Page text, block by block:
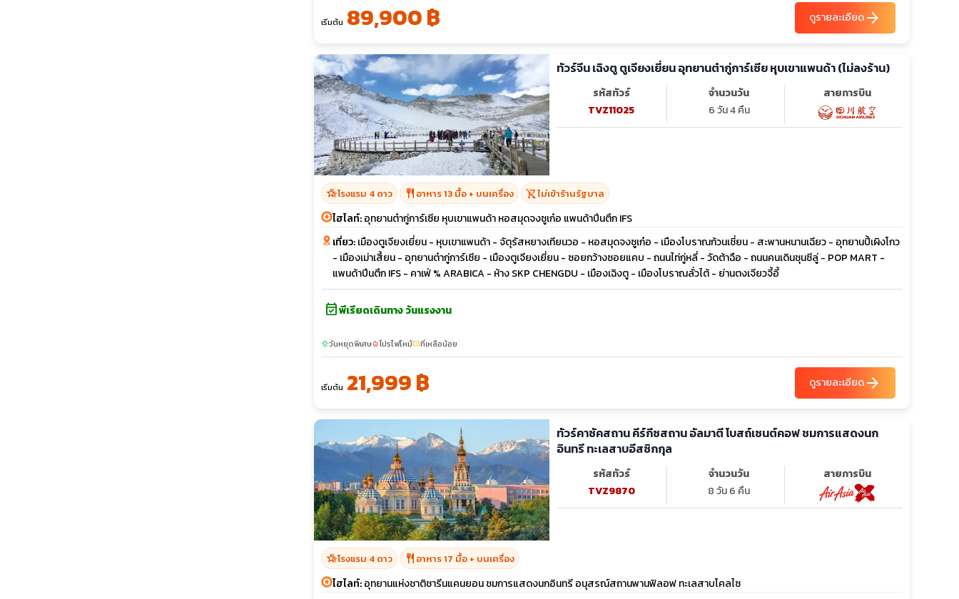
เริ่มต้น 89,900 ฿ ดูรายละเอียดarrow_forward
ทัวร์จีน เฉิงตู ตูเจียงเยี่ยน อุทยานต๋ากู่การ์เซีย หุบเขาแพนด้า (ไม่ลงร้าน)
รหัสทัวร์
TVZ11025
จำนวนวัน
6 วัน 4 คืน
สายการบิน
hotel_classโรงแรม 4 ดาว restaurant อาหาร 13 มื้อ + บนเครื่อง shopping_cart_offไม่เข้าร้านรัฐบาล
ไฮไลท์:อุทยานต๋ากู่การ์เซีย หุบเขาแพนด้า หอสมุดจงซูเก๋อ แพนด้าปีนตึก IFS
เที่ยว:เมืองตูเจียงเยี่ยน - หุบเขาแพนด้า - จัตุรัสหยางเทียนวอ - หอสมุดจงซูเก๋อ - เมืองโบราณก้วนเชี่ยน - สะพานหนานเฉียว - อุทยานปี้เผิงโกว
- เมืองเม่าเสี้ยน - อุทยานต๋ากู่การ์เซีย - เมืองตูเจียงเยี่ยน - ซอยกว้างซอยแคบ - ถนนไท่กู่หลี่ - วัดต้าฉือ - ถนนคนเดินชุนซีลู่ - POP MART -
แพนด้าปีนตึก IFS - คาเฟ่ % ARABICA - ห้าง SKP CHENGDU - เมืองเฉิงตู - เมืองโบราณลั่วไต้ - ย่านตงเจียวจี้อี้
event_availableพีเรียดเดินทาง วันแรงงาน
sunnyวันหยุดพิเศษlocal_fire_departmentโปรไฟไหม้confirmation_numberที่เหลือน้อย
เริ่มต้น 21,999 ฿ ดูรายละเอียดarrow_forward
ทัวร์คาซัคสถาน คีร์กีซสถาน อัลมาตี โบสถ์เซนต์คอฟ ชมการแสดงนก
อินทรี ทะเลสาบอีสซิกกุล
รหัสทัวร์
TVZ9870
จำนวนวัน
8 วัน 6 คืน
สายการบิน
hotel_classโรงแรม 4 ดาว restaurant อาหาร 17 มื้อ + บนเครื่อง
ไฮไลท์:อุทยานแห่งชาติชารีนแคนยอน ชมการแสดงนกอินทรี อนุสรณ์สถานพานฟิลอฟ ทะเลสาบโคลไซ